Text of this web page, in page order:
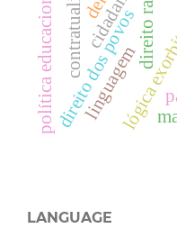
lógica
direito dos povos
linguagem
política educacional
LANGUAGE